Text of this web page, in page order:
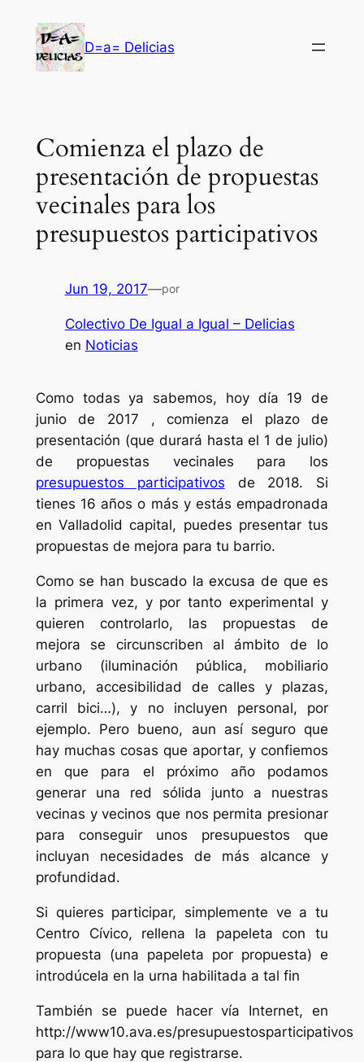
contenido
D=a= Delicias
Comienza el plazo de
presentación de propuestas
vecinales para los
presupuestos participativos
Jun 19, 2017—por
Colectivo De Igual a Igual – Delicias
en Noticias
Como todas ya sabemos, hoy día 19 de
junio de 2017 , comienza el plazo de
presentación (que durará hasta el 1 de julio)
de propuestas vecinales para los
presupuestos participativos de 2018. Si
tienes 16 años o más y estás empadronada
en Valladolid capital, puedes presentar tus
propuestas de mejora para tu barrio.
Como se han buscado la excusa de que es
la primera vez, y por tanto experimental y
quieren controlarlo, las propuestas de
mejora se circunscriben al ámbito de lo
urbano (iluminación pública, mobiliario
urbano, accesibilidad de calles y plazas,
carril bici…), y no incluyen personal, por
ejemplo. Pero bueno, aun así seguro que
hay muchas cosas que aportar, y confiemos
en que para el próximo año podamos
generar una red sólida junto a nuestras
vecinas y vecinos que nos permita presionar
para conseguir unos presupuestos que
incluyan necesidades de más alcance y
profundidad.
Si quieres participar, simplemente ve a tu
Centro Cívico, rellena la papeleta con tu
propuesta (una papeleta por propuesta) e
introdúcela en la urna habilitada a tal fin
También se puede hacer vía Internet, en
http://www10.ava.es/presupuestosparticipativos
para lo que hay que registrarse.